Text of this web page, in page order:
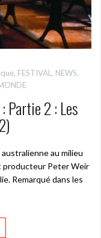
, FESTIVAL, NEWS,
Partie 2 : Les
au milieu
producteur Peter Weir
Remarqué dans les